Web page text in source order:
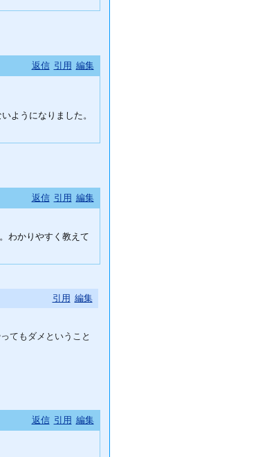
返信 引用 編集
ようになりました。
返信 引用 編集
わかりやすく教えて
引用 編集
てもダメということ
返信 引用 編集